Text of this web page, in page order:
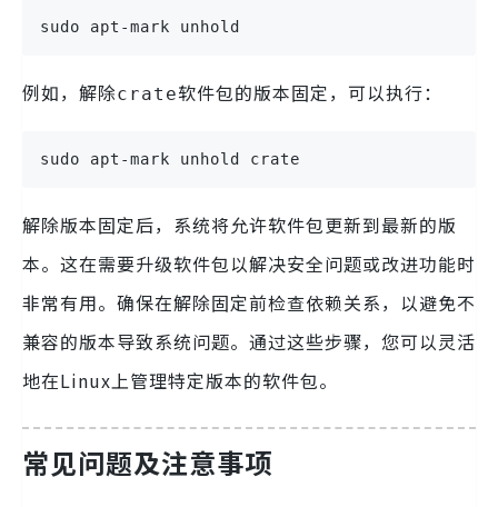
sudo apt-mark unhold
例如，解除crate软件包的版本固定，可以执行：
sudo apt-mark unhold crate
解除版本固定后，系统将允许软件包更新到最新的版
本。这在需要升级软件包以解决安全问题或改进功能时
非常有用。确保在解除固定前检查依赖关系，以避免不
兼容的版本导致系统问题。通过这些步骤，您可以灵活
地在Linux上管理特定版本的软件包。
常见问题及注意事项